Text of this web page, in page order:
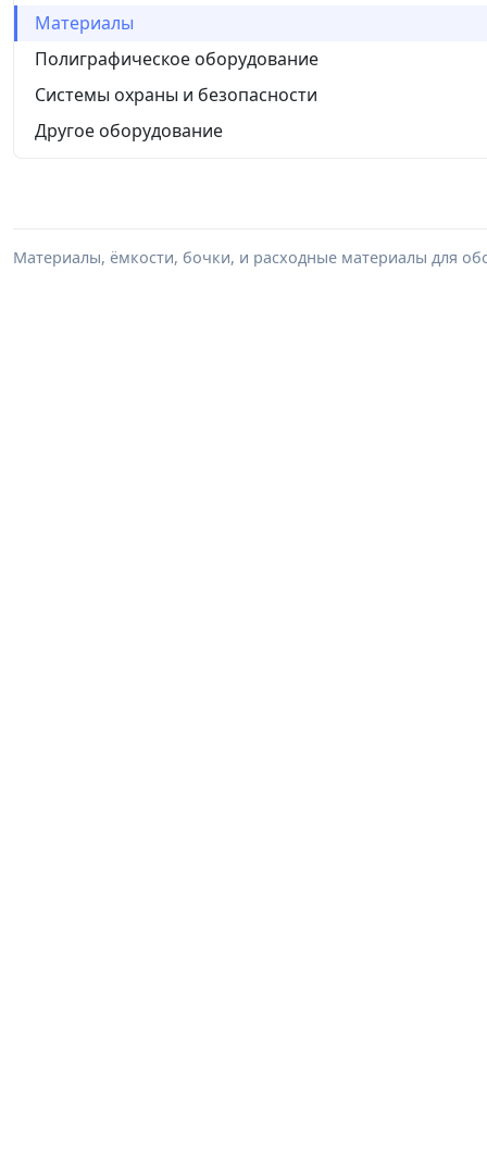
Материалы
Полиграфическое оборудование
Системы охраны и безопасности
Другое оборудование
Материалы, ёмкости, бочки, и расходные материалы для